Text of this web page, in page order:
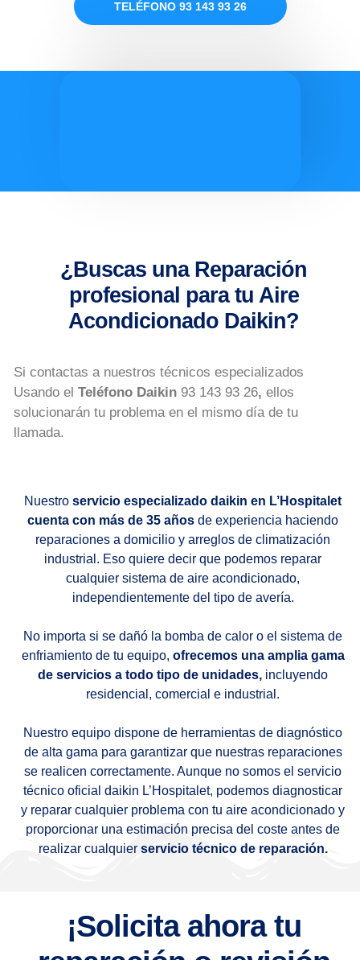
TELÉFONO 93 143 93 26
¿Buscas una Reparación
profesional para tu Aire
Acondicionado Daikin?
Si contactas a nuestros técnicos especializados
Usando el Teléfono Daikin 93 143 93 26, ellos
solucionarán tu problema en el mismo día de tu
llamada.
Nuestro servicio especializado daikin en L’Hospitalet
cuenta con más de 35 años de experiencia haciendo
reparaciones a domicilio y arreglos de climatización
industrial. Eso quiere decir que podemos reparar
cualquier sistema de aire acondicionado,
independientemente del tipo de avería.
No importa si se dañó la bomba de calor o el sistema de
enfriamiento de tu equipo, ofrecemos una amplia gama
de servicios a todo tipo de unidades, incluyendo
residencial, comercial e industrial.
Nuestro equipo dispone de herramientas de diagnóstico
de alta gama para garantizar que nuestras reparaciones
se realicen correctamente. Aunque no somos el servicio
técnico oficial daikin L’Hospitalet, podemos diagnosticar
y reparar cualquier problema con tu aire acondicionado y
proporcionar una estimación precisa del coste antes de
realizar cualquierservicio técnico de reparación.
¡Solicita ahora tu